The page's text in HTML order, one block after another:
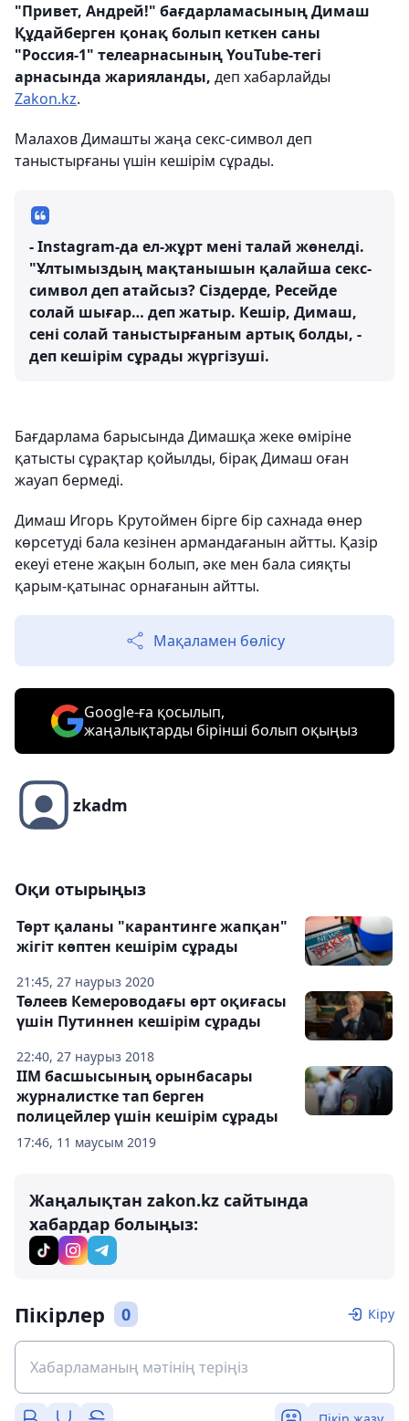
"Привет, Андрей!" бағдарламасының Димаш
Құдайберген қонақ болып кеткен саны
"Россия-1" телеарнасының YouTube-тегі
арнасында жарияланды, деп хабарлайды
Zakon.kz.
Малахов Димашты жаңа секс-символ деп
таныстырғаны үшін кешірім сұрады.
- Instagram-да ел-жұрт мені талай жөнелді.
"Ұлтымыздың мақтанышын қалайша секс-
символ деп атайсыз? Сіздерде, Ресейде
солай шығар… деп жатыр. Кешір, Димаш,
сені солай таныстырғаным артық болды, -
деп кешірім сұрады жүргізуші.
Бағдарлама барысында Димашқа жеке өміріне
қатысты сұрақтар қойылды, бірақ Димаш оған
жауап бермеді.
Димаш Игорь Крутоймен бірге бір сахнада өнер
көрсетуді бала кезінен армандағанын айтты. Қазір
екеуі етене жақын болып, әке мен бала сияқты
қарым-қатынас орнағанын айтты.
Мақаламен бөлісу
Google-ға қосылып,
жаңалықтарды бірінші болып оқыңыз
zkadm
Оқи отырыңыз
21:45, 27 наурыз 2020
Төрт қаланы "карантинге жапқан"
жігіт көптен кешірім сұрады
22:40, 27 наурыз 2018
Төлеев Кемероводағы өрт оқиғасы
үшін Путиннен кешірім сұрады
17:46, 11 маусым 2019
ІІМ басшысының орынбасары
журналистке тап берген
полицейлер үшін кешірім сұрады
Жаңалықтан zakon.kz сайтында
хабардар болыңыз:
Пікірлер 0 Кіру